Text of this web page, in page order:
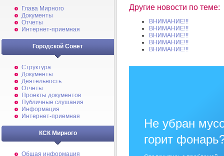
Глава Мирного
Документы
Отчеты
Интернет-приемная
Городской Совет
Структура
Документы
Деятельность
Отчеты
Проекты документов
Публичные слушания
Информация
Интернет-приемная
КСК Мирного
Общая информация
Другие новости по теме:
ВНИМАНИЕ!!!
ВНИМАНИЕ!!!
ВНИМАНИЕ!!!
ВНИМАНИЕ!!!
ВНИМАНИЕ!!!
Не убран
горит